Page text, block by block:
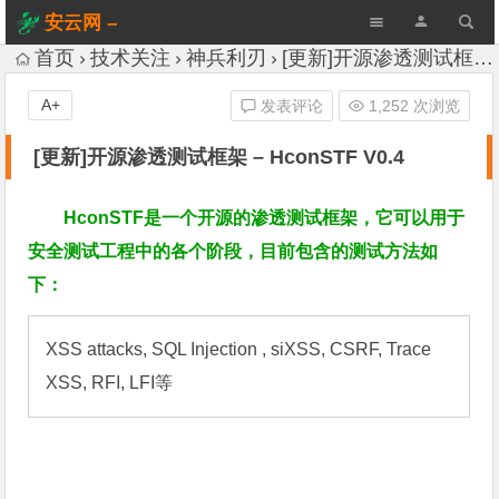
安云网 –
AnYun.ORG
首页 技术关注 神兵利刃 [更新]开源渗透测试框架 – HconSTF V0.4
[更新]开源渗透测试框架 – HconSTF V0.4
发表评论 1,252 次浏览
A+
HconSTF是一个开源的渗透测试框架，它可以用于
安全测试工程中的各个阶段，目前包含的测试方法如
下：
XSS attacks, SQL Injection , siXSS, CSRF, Trace
XSS, RFI, LFI等